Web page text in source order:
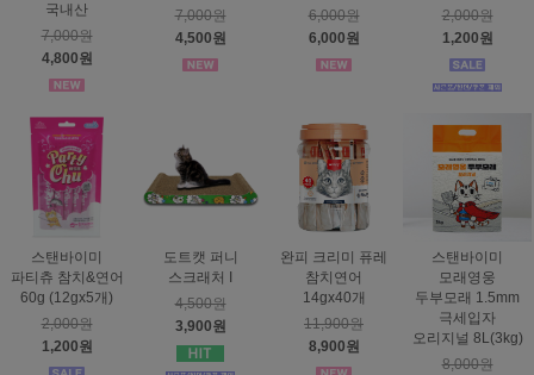
국내산
7,000원
4,800원
7,000원
4,500원
6,000원
6,000원
2,000원
1,200원
스탠바이미
파티츄 참치&연어
60g (12gx5개)
2,000원
1,200원
도트캣 퍼니
스크래처 I
4,500원
3,900원
완피 크리미 퓨레
참치연어
14gx40개
11,900원
8,900원
스탠바이미
모래영웅
두부모래 1.5mm
극세입자
오리지널 8L(3kg)
8,000원